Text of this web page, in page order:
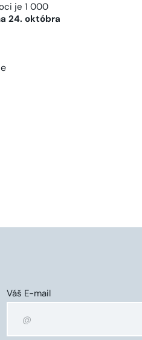
je 1 000
24. októbra
Váš E-mail